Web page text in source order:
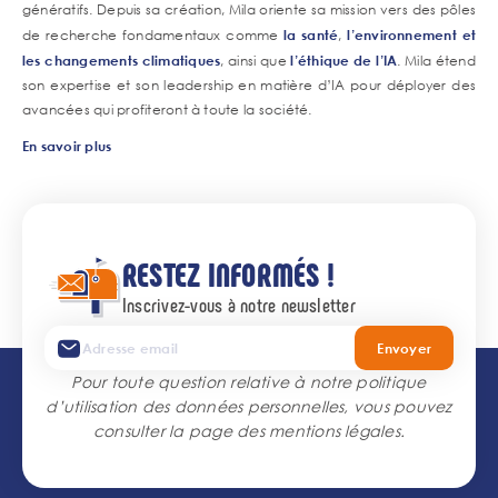
génératifs. Depuis sa création, Mila oriente sa mission vers des pôles
de recherche fondamentaux commela santé,l’environnement et
les changements climatiques, ainsi quel’éthique de l’IA. Mila étend
son expertise et son leadership en matière d’IA pour déployer des
avancées qui profiteront à toute la société.
En savoir plus
RESTEZ INFORMÉS !
Inscrivez-vous à notre newsletter
Envoyer
Pour toute question relative à notre politique
d’utilisation des données personnelles, vous pouvez
consulter la page desmentions légales.